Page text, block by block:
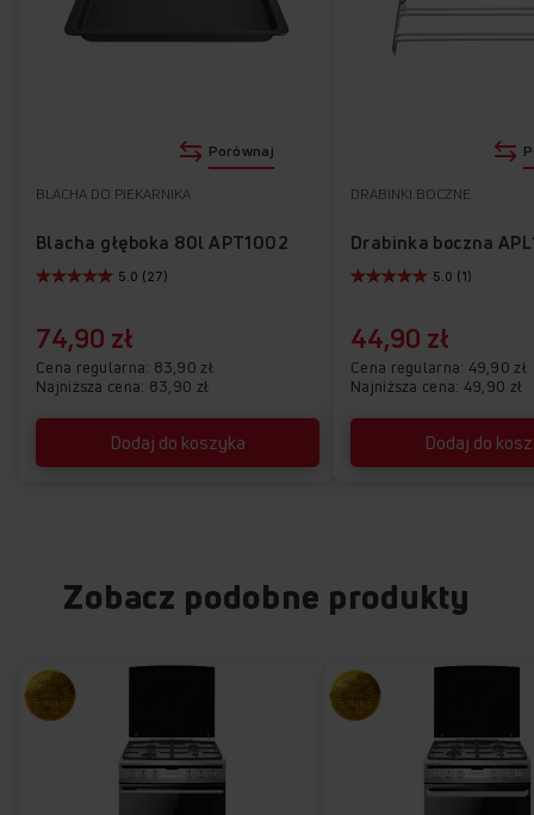
74,90 zł
Cena regularna 83,90 zł
Najniższa cena: 83,90 zł
BLACHA DO PIEKARNIKA
Blacha głęboka 80l APT1002
Dodaj do koszyka
5.0 (27)
Porównaj
44,90 zł
Cena regularna 49,90 zł
Najniższa cena: 49,90 zł
DRABINKI BOCZNE
Drabinka boczna
Dodaj do
5.0 (1)
Zobacz podobne produkty